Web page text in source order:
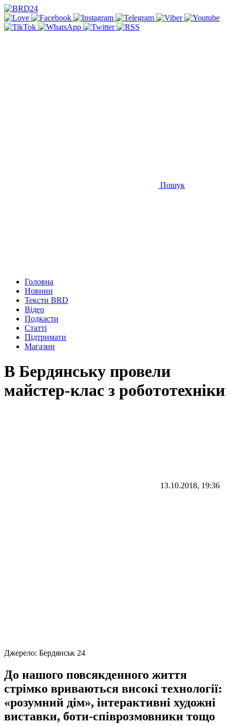
Пошук
Головна
Новини
Тексти BRD
Відео
Подкасти
Статті
Підтримати
Магазин
В Бердянську провели
майстер-клас з робототехніки
13.10.2018, 19:36
Джерело: Бердянськ 24
До нашого повсякденного життя
стрімко вриваються високі технології:
«розумний дім», інтерактивні художні
виставки, боти-співрозмовники тощо